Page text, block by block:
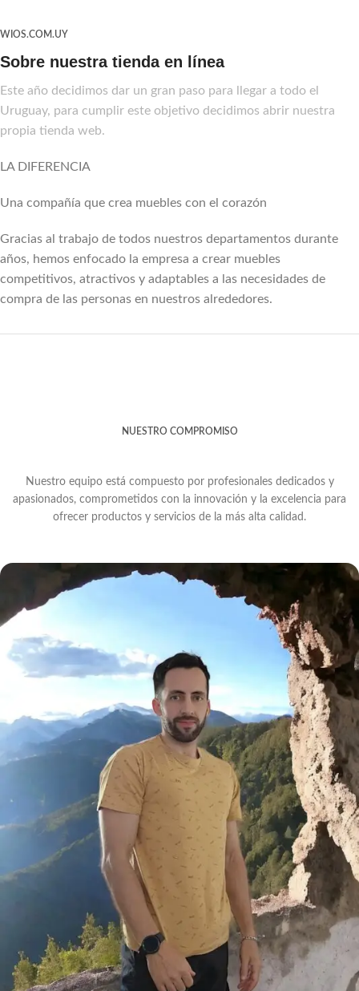
WIOS.COM.UY
Sobre nuestra tienda en línea
Este año decidimos dar un gran paso para llegar a todo el
Uruguay, para cumplir este objetivo decidimos abrir nuestra
propia tienda web.
LA DIFERENCIA
Una compañía que crea muebles con el corazón
Gracias al trabajo de todos nuestros departamentos durante
años, hemos enfocado la empresa a crear muebles
competitivos, atractivos y adaptables a las necesidades de
compra de las personas en nuestros alrededores.
NUESTRO COMPROMISO
Nuestro equipo está compuesto por profesionales dedicados y
apasionados, comprometidos con la innovación y la excelencia para
ofrecer productos y servicios de la más alta calidad.